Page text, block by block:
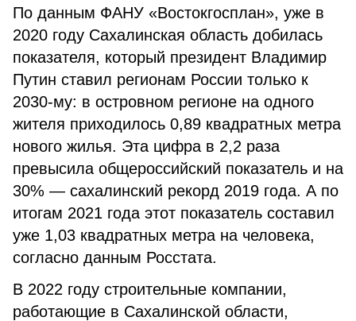
По данным ФАНУ «Востокгосплан», уже в
2020 году Сахалинская область добилась
показателя, который президент Владимир
Путин ставил регионам России только к
2030-му: в островном регионе на одного
жителя приходилось 0,89 квадратных метра
нового жилья. Эта цифра в 2,2 раза
превысила общероссийский показатель и на
30% — сахалинский рекорд 2019 года. А по
итогам 2021 года этот показатель составил
уже 1,03 квадратных метра на человека,
согласно данным Росстата.
В 2022 году строительные компании,
работающие в Сахалинской области,